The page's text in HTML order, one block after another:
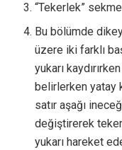
“Tekerlek”
Bu bölümde
üzere iki farklı
yukarı
belirlerken yatay
satır aşağı
değiştirerek
yukarı hareket